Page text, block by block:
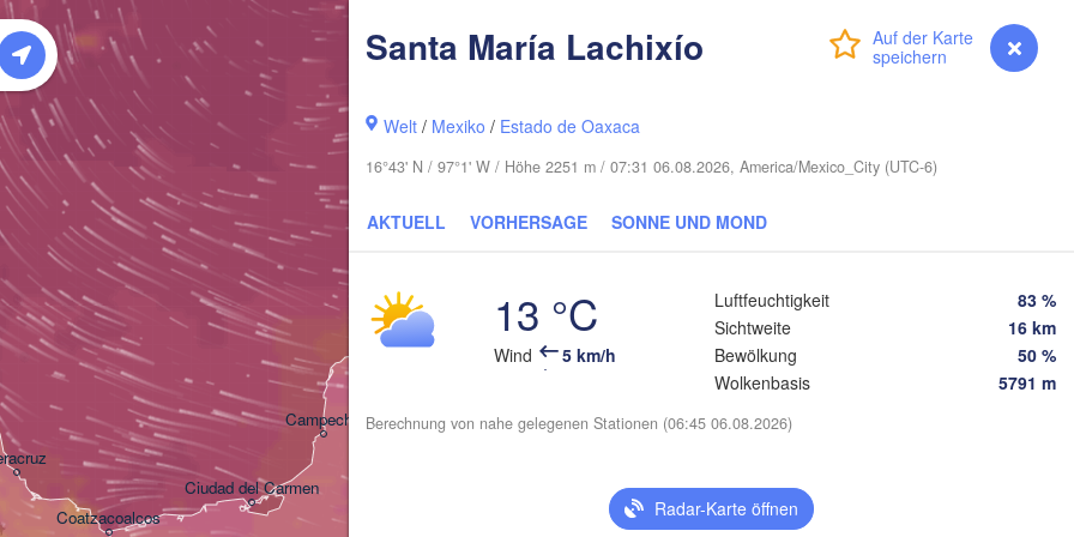
Anmelden myVentusky Vorhersage
Santa María Lachixío
Welt / Mexiko / Estado de Oaxaca
16°43' N / 97°1' W / Höhe 2251 m / 07:31 06.08.2026, America/Mexico_City (UTC-6)
AKTUELL VORHERSAGE SONNE UND MOND
13 °C
Wind 5 km/h
Luftfeuchtigkeit
83 %
Sichtweite
16 km
Bewölkung
50 %
Wolkenbasis
5791 m
Berechnung von nahe gelegenen Stationen (06:45 06.08.2026)
Radar-Karte öffnen
Campeche
Coatzacoalcos
Ciudad del Carmen
La Habana
Miami
Mérida Cancún
Camagüey